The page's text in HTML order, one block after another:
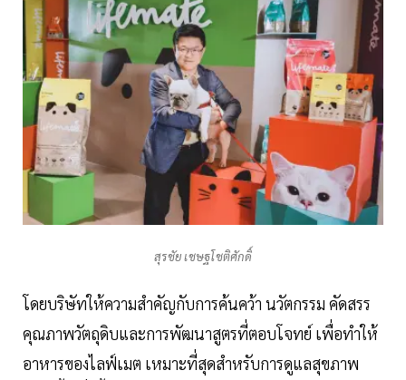
สุรชัย เชษฐโชติศักดิ์
โดยบริษัทให้ความสำคัญกับการค้นคว้า นวัตกรรม คัดสรร
คุณภาพวัตถุดิบและการพัฒนาสูตรที่ตอบโจทย์ เพื่อทำให้
อาหารของไลฟ์เมต เหมาะที่สุดสำหรับการดูแลสุขภาพ